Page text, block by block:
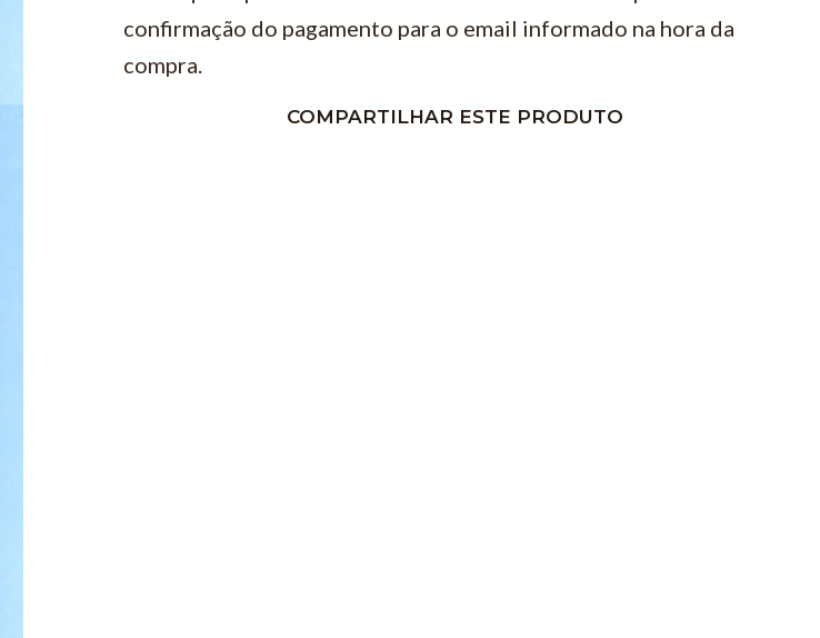
confirmação do pagamento para o email informado na hora da
compra.
COMPARTILHAR ESTE PRODUTO